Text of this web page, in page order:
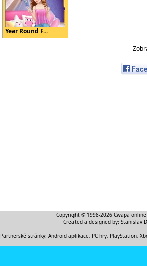
Year Round F...
Copyright © 1998-2026 Cwapa
Created a designed by: Stanislav
Partnerské stránky: Android aplikace, PC hry, PlayStation,